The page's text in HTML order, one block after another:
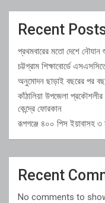
Recent
প্রথমবারের মতো দেশে
চট্টগ্রাম শিক্ষাবোর্ডে
অনুমোদন ছাড়াই বছরের পর
কাঁঠালিয়া উপজেলা প্রকৌশলীর
কেন্দ্রে ফোরকান
রূপগঞ্জে ৪০০ পিস ইয়াবাসহ ৩
Recent
No comments to